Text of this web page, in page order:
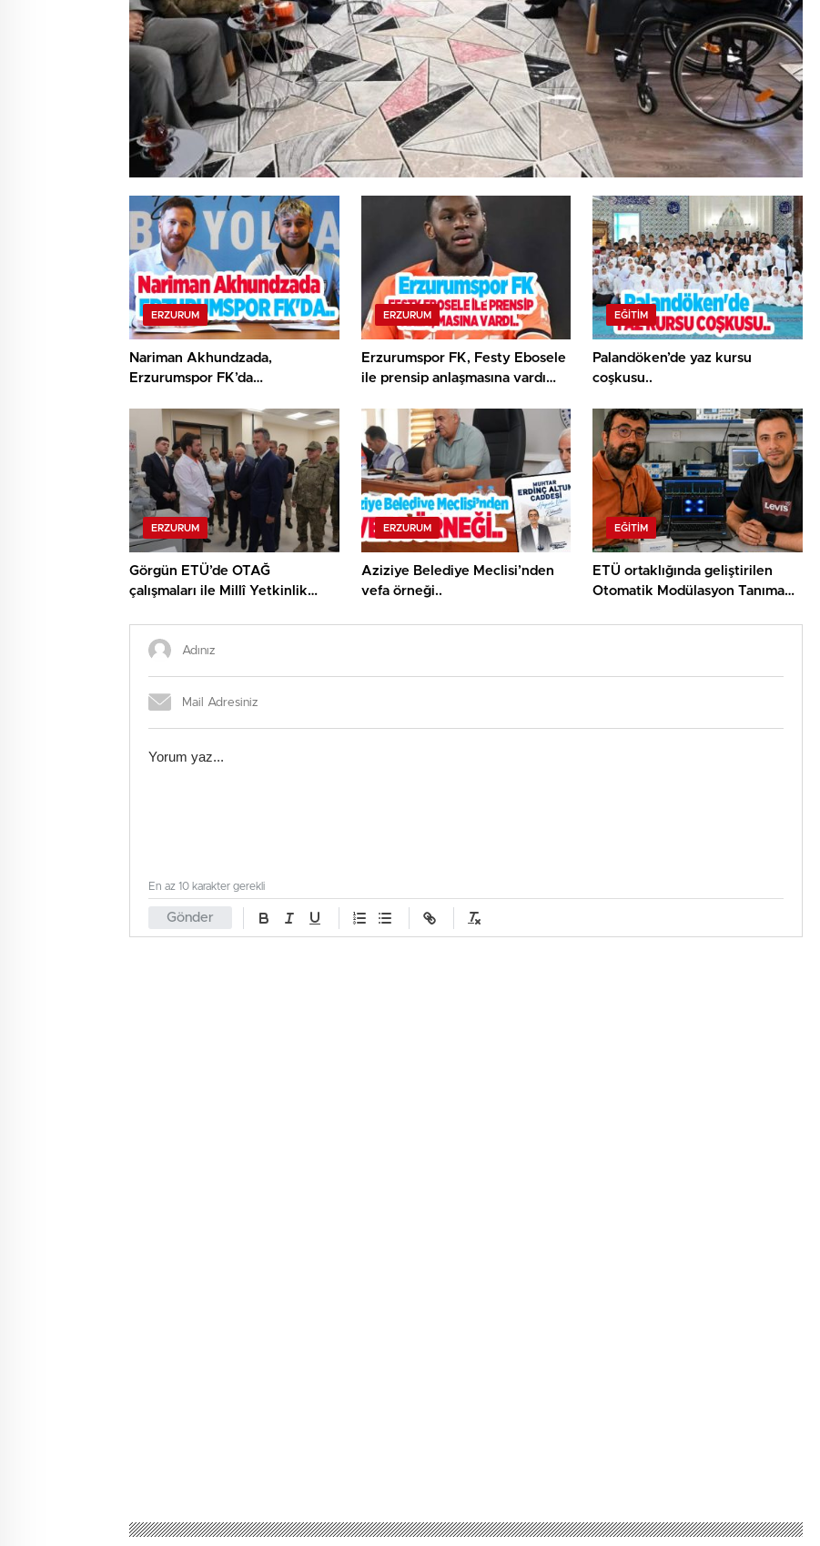
ERZURUM
Nariman Akhundzada,
Erzurumspor FK’da…
ERZURUM
Erzurumspor FK, Festy Ebosele
ile prensip anlaşmasına vardı…
EĞITIM
Palandöken’de yaz kursu
coşkusu..
ERZURUM
Görgün ETÜ’de OTAĞ
çalışmaları ile Millî Yetkinlik
ERZURUM
Aziziye Belediye Meclisi’nden
vefa örneği..
EĞITIM
ETÜ ortaklığında geliştirilen
Otomatik Modülasyon Tanıma
Gönder
En az 10 karakter gerekli